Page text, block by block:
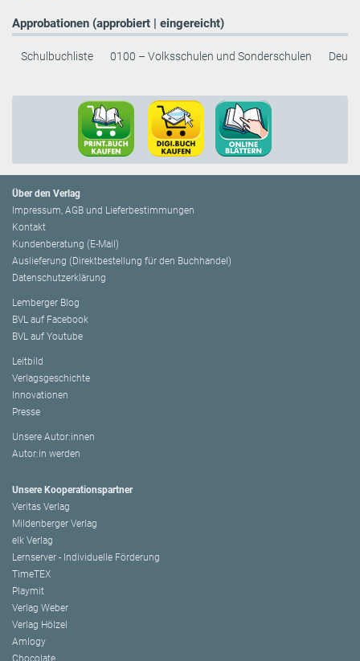
Approbationen (approbiert | eingereicht)
Schulbuchliste 0100 – Volksschulen und Sonderschulen
Über den Verlag
Impressum, AGB und Lieferbestimmungen
Kontakt
Kundenberatung (E-Mail)
Auslieferung (Direktbestellung für den Buchhandel)
Datenschutzerklärung
Lemberger Blog
BVL auf Facebook
BVL auf Youtube
Leitbild
Verlagsgeschichte
Innovationen
Presse
Unsere Autor:innen
Autor:in werden
Unsere Kooperationspartner
Veritas Verlag
Mildenberger Verlag
elk Verlag
Lernserver - Individuelle Förderung
TimeTEX
Playmit
Verlag Weber
Verlag Hölzel
Amlogy
Chocolate